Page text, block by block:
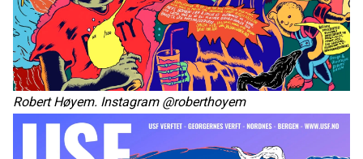
Robert Høyem. Instagram @roberthoyem